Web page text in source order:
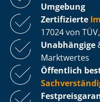
Umgebung
Zertifizierte
17024 von
Unabhängige
Marktwertes
Öffentlich